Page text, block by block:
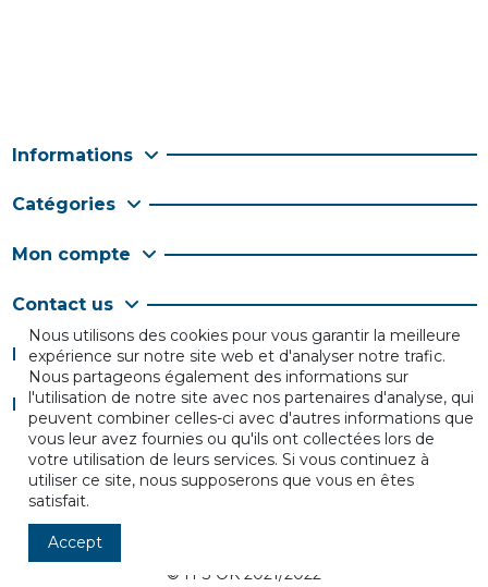
Informations
Catégories
Mon compte
Contact us
Follow us
Newsletter
© IT'S OK 2021/2022
Nous utilisons des cookies pour vous garantir la meilleure
expérience sur notre site web et d'analyser notre trafic.
Nous partageons également des informations sur
l'utilisation de notre site avec nos partenaires d'analyse, qui
peuvent combiner celles-ci avec d'autres informations que
vous leur avez fournies ou qu'ils ont collectées lors de
votre utilisation de leurs services. Si vous continuez à
utiliser ce site, nous supposerons que vous en êtes
satisfait.
Accept